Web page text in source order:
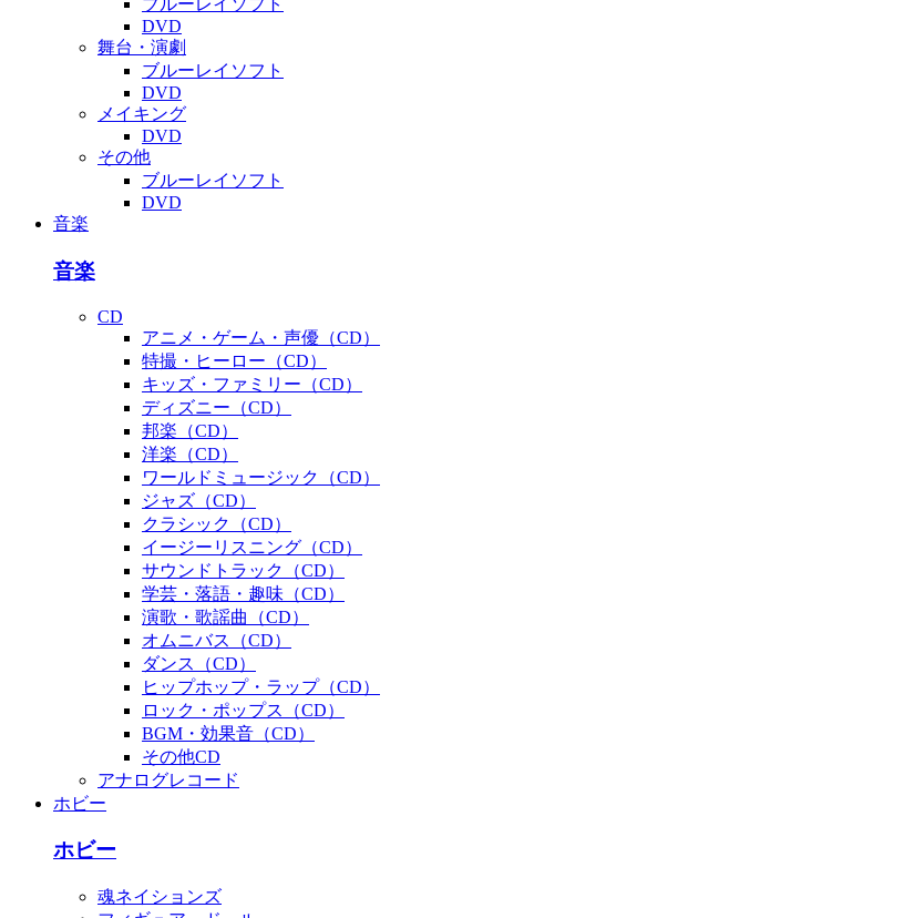
ブルーレイソフト
DVD
舞台・演劇
ブルーレイソフト
DVD
メイキング
DVD
その他
ブルーレイソフト
DVD
音楽
音楽
CD
アニメ・ゲーム・声優（CD）
特撮・ヒーロー（CD）
キッズ・ファミリー（CD）
ディズニー（CD）
邦楽（CD）
洋楽（CD）
ワールドミュージック（CD）
ジャズ（CD）
クラシック（CD）
イージーリスニング（CD）
サウンドトラック（CD）
学芸・落語・趣味（CD）
演歌・歌謡曲（CD）
オムニバス（CD）
ダンス（CD）
ヒップホップ・ラップ（CD）
ロック・ポップス（CD）
BGM・効果音（CD）
その他CD
アナログレコード
ホビー
ホビー
魂ネイションズ